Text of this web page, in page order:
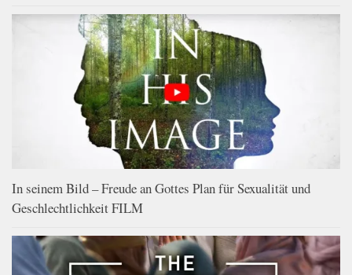
In seinem Bild – Freude an Gottes Plan für Sexualität und
Geschlechtlichkeit FILM